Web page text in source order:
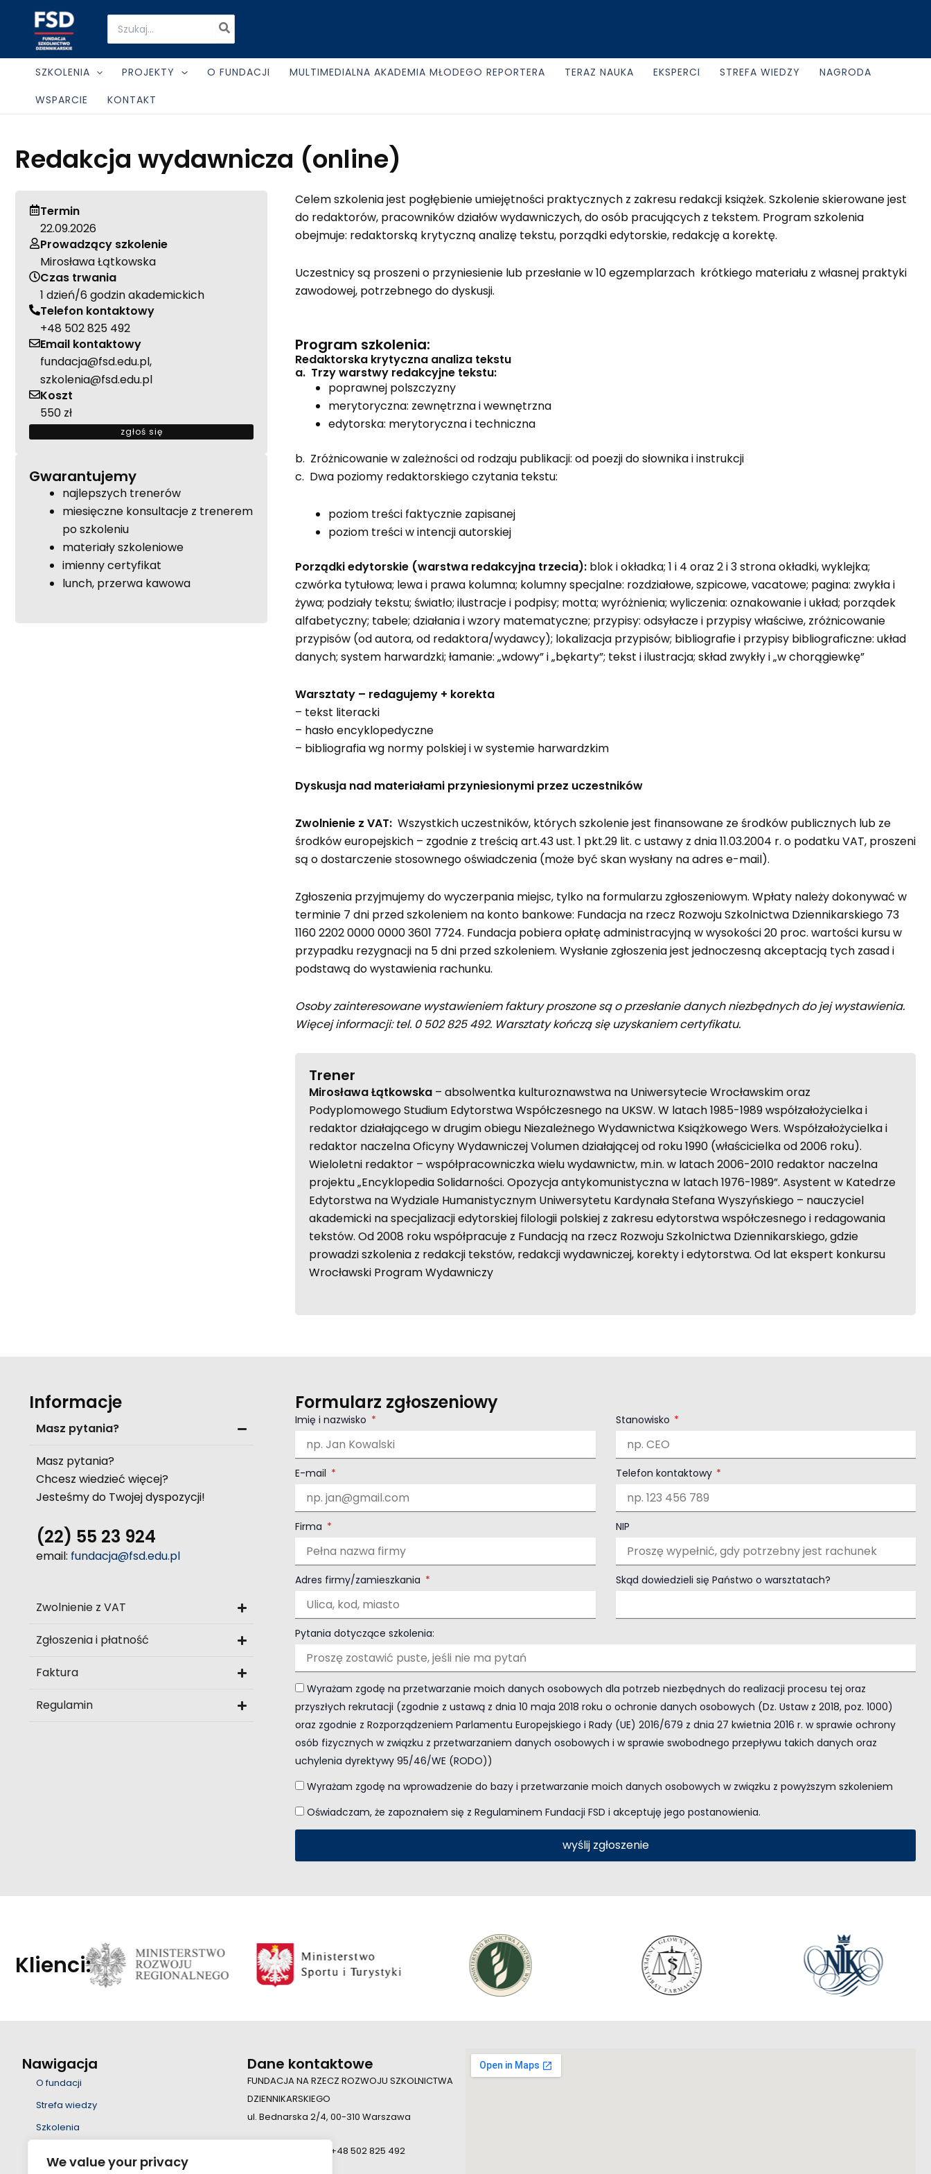
We value your privacy
content
Search
for:
SZKOLENIA PROJEKTY O FUNDACJI MULTIMEDIALNA AKADEMIA MŁODEGO REPORTERA TERAZ NAUKA EKSPERCI STREFA WIEDZY
NAGRODA
WSPARCIE
KONTAKT
Redakcja wydawnicza (online)
Termin
22.09.2026
Prowadzący szkolenie
Mirosława Łątkowska
Czas trwania
1 dzień/6 godzin akademickich
Telefon kontaktowy
+48 502 825 492
Email kontaktowy
fundacja@fsd.edu.pl,
szkolenia@fsd.edu.pl
Koszt
550 zł
zgłoś się
Gwarantujemy
najlepszych trenerów
miesięczne konsultacje z trenerem
po szkoleniu
materiały szkoleniowe
imienny certyfikat
lunch, przerwa kawowa
Celem szkolenia jest pogłębienie umiejętności praktycznych z zakresu redakcji książek. Szkolenie skierowane jest
do redaktorów, pracowników działów wydawniczych, do osób pracujących z tekstem. Program szkolenia
obejmuje: redaktorską krytyczną analizę tekstu, porządki edytorskie, redakcję a korektę.
Uczestnicy są proszeni o przyniesienie lub przesłanie w 10 egzemplarzach krótkiego materiału z własnej praktyki
zawodowej, potrzebnego do dyskusji.
Program szkolenia:
Redaktorska krytyczna analiza tekstu
a. Trzy warstwy redakcyjne tekstu:
poprawnej polszczyzny
merytoryczna: zewnętrzna i wewnętrzna
edytorska: merytoryczna i techniczna
b. Zróżnicowanie w zależności od rodzaju publikacji: od poezji do słownika i instrukcji
c. Dwa poziomy redaktorskiego czytania tekstu:
poziom treści faktycznie zapisanej
poziom treści w intencji autorskiej
Porządki edytorskie (warstwa redakcyjna trzecia): blok i okładka; 1 i 4 oraz 2 i 3 strona okładki, wyklejka;
czwórka tytułowa; lewa i prawa kolumna; kolumny specjalne: rozdziałowe, szpicowe, vacatowe; pagina: zwykła i
żywa; podziały tekstu; światło; ilustracje i podpisy; motta; wyróżnienia; wyliczenia: oznakowanie i układ; porządek
alfabetyczny; tabele; działania i wzory matematyczne; przypisy: odsyłacze i przypisy właściwe, zróżnicowanie
przypisów (od autora, od redaktora/wydawcy); lokalizacja przypisów; bibliografie i przypisy bibliograficzne: układ
danych; system harwardzki; łamanie: „wdowy” i „bękarty”; tekst i ilustracja; skład zwykły i „w chorągiewkę”
Warsztaty – redagujemy + korekta
– tekst literacki
– hasło encyklopedyczne
– bibliografia wg normy polskiej i w systemie harwardzkim
Dyskusja nad materiałami przyniesionymi przez uczestników
Zwolnienie z VAT: Wszystkich uczestników, których szkolenie jest finansowane ze środków publicznych lub ze
środków europejskich – zgodnie z treścią art.43 ust. 1 pkt.29 lit. c ustawy z dnia 11.03.2004 r. o podatku VAT, proszeni
są o dostarczenie stosownego oświadczenia (może być skan wysłany na adres e-mail).
Zgłoszenia przyjmujemy do wyczerpania miejsc, tylko na formularzu zgłoszeniowym. Wpłaty należy dokonywać w
terminie 7 dni przed szkoleniem na konto bankowe: Fundacja na rzecz Rozwoju Szkolnictwa Dziennikarskiego 73
1160 2202 0000 0000 3601 7724. Fundacja pobiera opłatę administracyjną w wysokości 20 proc. wartości kursu w
przypadku rezygnacji na 5 dni przed szkoleniem. Wysłanie zgłoszenia jest jednoczesną akceptacją tych zasad i
podstawą do wystawienia rachunku.
Osoby zainteresowane wystawieniem faktury proszone są o przesłanie danych niezbędnych do jej wystawienia.
Więcej informacji: tel. 0 502 825 492. Warsztaty kończą się uzyskaniem certyfikatu.
Trener
Mirosława Łątkowska – absolwentka kulturoznawstwa na Uniwersytecie Wrocławskim oraz
Podyplomowego Studium Edytorstwa Współczesnego na UKSW. W latach 1985-1989 współzałożycielka i
redaktor działającego w drugim obiegu Niezależnego Wydawnictwa Książkowego Wers. Współzałożycielka i
redaktor naczelna Oficyny Wydawniczej Volumen działającej od roku 1990 (właścicielka od 2006 roku).
Wieloletni redaktor – współpracowniczka wielu wydawnictw, m.in. w latach 2006-2010 redaktor naczelna
projektu „Encyklopedia Solidarności. Opozycja antykomunistyczna w latach 1976-1989”. Asystent w Katedrze
Edytorstwa na Wydziale Humanistycznym Uniwersytetu Kardynała Stefana Wyszyńskiego – nauczyciel
akademicki na specjalizacji edytorskiej filologii polskiej z zakresu edytorstwa współczesnego i redagowania
tekstów. Od 2008 roku współpracuje z Fundacją na rzecz Rozwoju Szkolnictwa Dziennikarskiego, gdzie
prowadzi szkolenia z redakcji tekstów, redakcji wydawniczej, korekty i edytorstwa. Od lat ekspert konkursu
Wrocławski Program Wydawniczy
Informacje
Masz pytania?
Masz pytania?
Chcesz wiedzieć więcej?
Jesteśmy do Twojej dyspozycji!
(22) 55 23 924
email: fundacja@fsd.edu.pl
Zwolnienie z VAT
Zgłoszenia i płatność
Faktura
Regulamin
Formularz zgłoszeniowy
Imię i nazwisko Stanowisko
E-mail Telefon kontaktowy
Firma NIP
Adres firmy/zamieszkania Skąd dowiedzieli się Państwo o warsztatach?
Pytania dotyczące szkolenia:
Wyrażam zgodę na przetwarzanie moich danych osobowych dla potrzeb niezbędnych do realizacji procesu tej oraz
przyszłych rekrutacji (zgodnie z ustawą z dnia 10 maja 2018 roku o ochronie danych osobowych (Dz. Ustaw z 2018, poz. 1000)
oraz zgodnie z Rozporządzeniem Parlamentu Europejskiego i Rady (UE) 2016/679 z dnia 27 kwietnia 2016 r. w sprawie ochrony
osób fizycznych w związku z przetwarzaniem danych osobowych i w sprawie swobodnego przepływu takich danych oraz
uchylenia dyrektywy 95/46/WE (RODO))
Wyrażam zgodę na wprowadzenie do bazy i przetwarzanie moich danych osobowych w związku z powyższym szkoleniem
Oświadczam, że zapoznałem się z Regulaminem Fundacji FSD i akceptuję jego postanowienia.
wyślij zgłoszenie
Klienci:
Nawigacja
O fundacji
Strefa wiedzy
Szkolenia
Dane kontaktowe
FUNDACJA NA RZECZ ROZWOJU SZKOLNICTWA
DZIENNIKARSKIEGO
ul. Bednarska 2/4, 00-310 Warszawa
+48 22 55 23 924, +48 502 825 492